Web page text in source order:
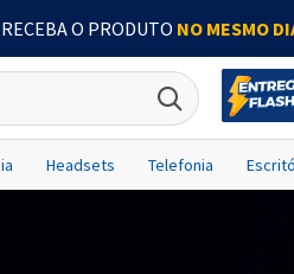
RECEBA O PRODUTO NO MESMO
Headsets Telefonia